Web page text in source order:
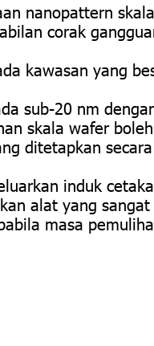
nanopattern
corak
kawasan yang
sub-20 nm
skala wafer
ditetapkan
induk
alat yang
masa